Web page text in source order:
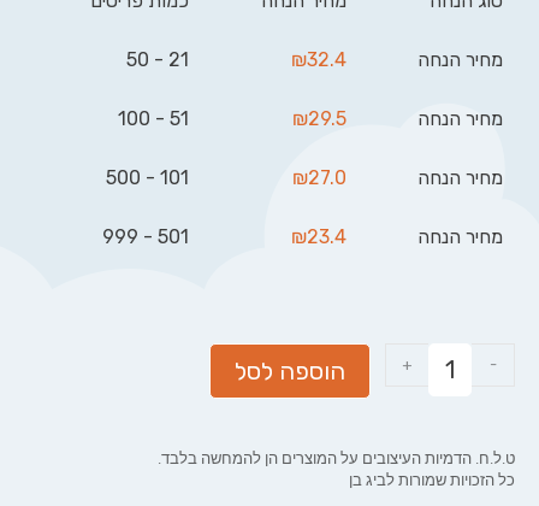
מחיר הנחה ₪32.4
21 - 50
מחיר הנחה ₪29.5
51 - 100
מחיר הנחה ₪27.0
101 - 500
מחיר הנחה ₪23.4
501 - 999
-
+ הוספה לסל
ט.ל.ח. הדמיות העיצובים על המוצרים הן להמחשה בלבד.
כל הזכויות שמורות לביג בן